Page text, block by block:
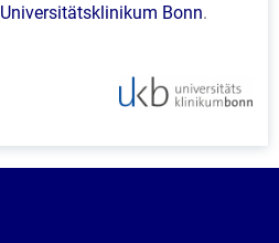
Universitätsklinikum Bonn.